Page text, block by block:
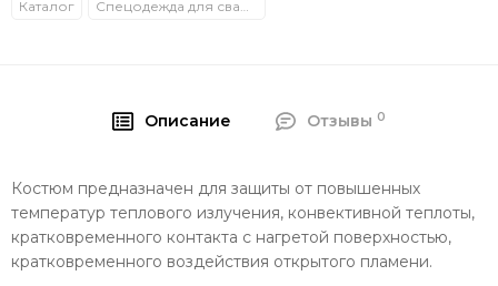
Каталог Спецодежда для сварщиков летняя
Описание Отзывы 0
Костюм предназначен для защиты от повышенных
температур теплового излучения, конвективной теплоты,
кратковременного контакта с нагретой поверхностью,
кратковременного воздействия открытого пламени.